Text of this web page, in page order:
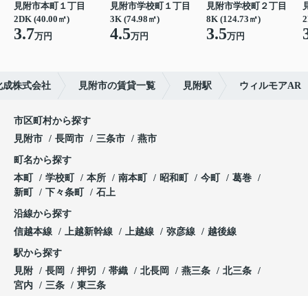
見附市本町１丁目
2DK (40.00㎡)
3.7万円
見附市学校町１丁目
3K (74.98㎡)
4.5万円
見附市学校町２丁目
8K (124.73㎡)
3.5万円
成株式会社 見附市の賃貸一覧 見附駅 ウィルモアAR
市区町村から探す
見附市
長岡市 三条市 燕市
町名から探す
本町
学校町 本所 南本町 昭和町 今町
葛巻
新町
下々条町 石上
沿線から探す
信越本線
上越新幹線 上越線 弥彦線 越後線
駅から探す
見附
長岡 押切 帯織 北長岡 燕三条
北三条
宮内
三条 東三条